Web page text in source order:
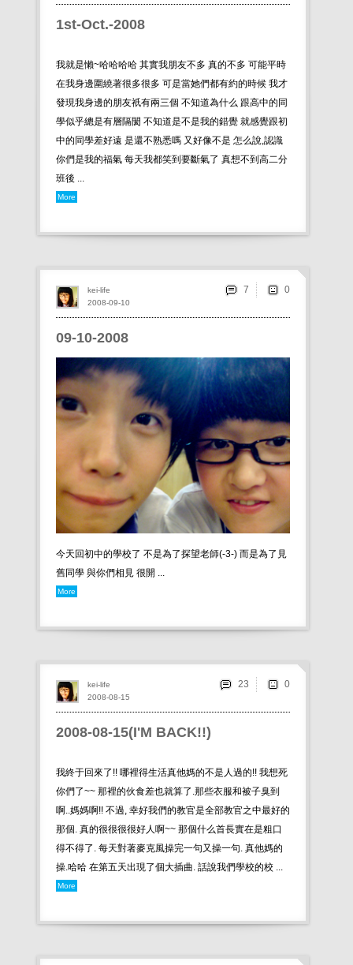
1st-Oct.-2008
我就是懶~哈哈哈哈 其實我朋友不多 真的不多 可能平時
在我身邊圍繞著很多很多 可是當她們都有約的時候 我才
發現我身邊的朋友祇有兩三個 不知道為什么 跟高中的同
學似乎總是有層隔閡 不知道是不是我的錯覺 就感覺跟初
中的同學差好遠 是還不熟悉嗎 又好像不是 怎么說,認識
你們是我的福氣 每天我都笑到要斷氣了 真想不到高二分
班後 ...
More
09-10-2008
今天回初中的學校了 不是為了探望老師(-3-) 而是為了見
舊同學 與你們相見 很開 ...
More
2008-09-10
kei-life 7
2008-08-15(I'M BACK!!)
我終于回來了!! 哪裡得生活真他媽的不是人過的!! 我想死
你們了~~ 那裡的伙食差也就算了.那些衣服和被子臭到
啊..媽媽啊!! 不過, 幸好我們的教官是全部教官之中最好的
那個. 真的很很很很好人啊~~ 那個什么首長實在是粗口
得不得了. 每天對著麥克風操完一句又操一句. 真他媽的
操.哈哈 在第五天出現了個大插曲. 話說我們學校的校 ...
More
2008-08-15
kei-life 23